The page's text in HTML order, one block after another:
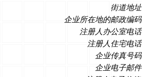
街道地址
企业所在地的邮政编码
注册人办公室电话
注册人住宅电话
企业传真号码
企业电子邮件